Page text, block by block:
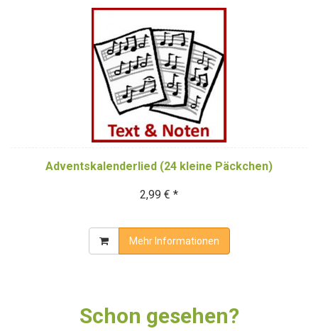
Adventskalenderlied (24 kleine Päckchen)
2,99 € *
Mehr Informationen
Schon gesehen?